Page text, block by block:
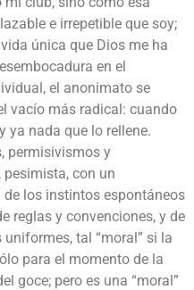
e irrepetible que soy;
única que Dios me ha
en el
el anonimato se
vacío más radical: cuando
ya nada que lo rellene.
permisivismos y
con un
de los instintos espontáneos
reglas y convenciones, y de
tal “moral” si la
para el momento de la
goce; pero es una “moral”